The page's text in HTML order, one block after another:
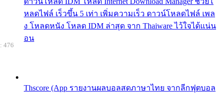
หลดไฟล์ เร็วขึ้น 5 เท่า เพิ่มความเร็ว ดาวน์โหลดไฟล์ เพล
ง โหลดหนัง โหลด IDM ล่าสุด จาก Thaiware ไว้ใจได้แน่น
อน
Thscore (App รายงานผลบอลสดภาษาไทย จากลีกฟุตบอล
476